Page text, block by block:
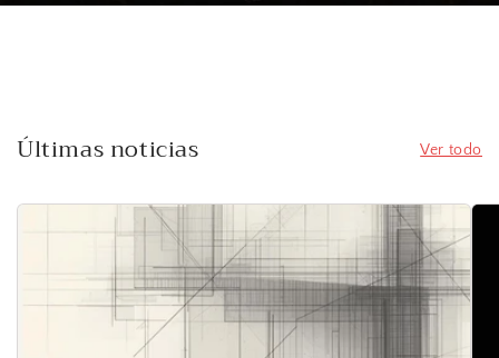
Últimas noticias Ver todo